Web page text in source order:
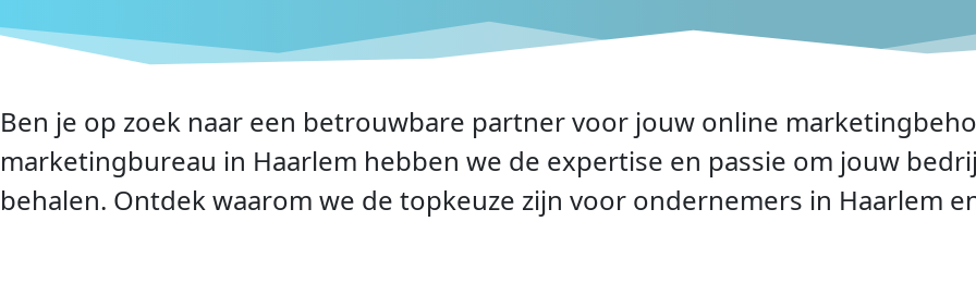
Ben je op zoek naar een betrouwbare partner voor jouw online
marketingbureau in Haarlem hebben we de expertise en passie om jouw
behalen. Ontdek waarom we de topkeuze zijn voor ondernemers in Haarlem